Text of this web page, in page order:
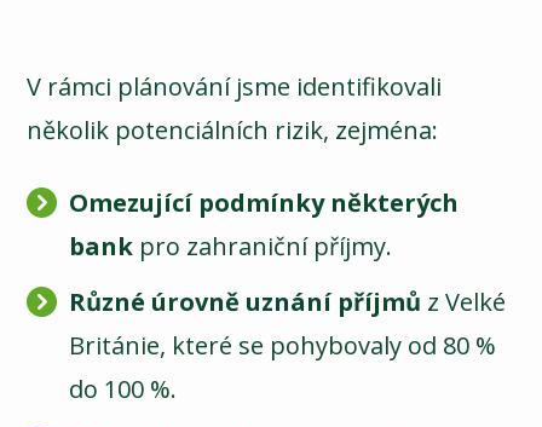
V rámci plánování jsme identifikovali
několik potenciálních rizik, zejména:
Omezující podmínky některých
bank pro zahraniční příjmy.
Různé úrovně uznání příjmů z Velké
Británie, které se pohybovaly od 80 %
do 100 %.